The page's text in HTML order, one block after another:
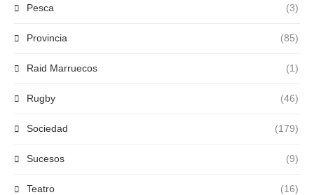
Pesca (3)
Provincia (85)
Raid Marruecos (1)
Rugby (46)
Sociedad (179)
Sucesos (9)
Teatro (16)